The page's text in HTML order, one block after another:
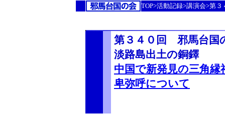
TOP>活動記録>講演会>第３
第３４０回 邪馬台国
淡路島出土の銅鐸
中国で新発見の三角
卑弥呼について